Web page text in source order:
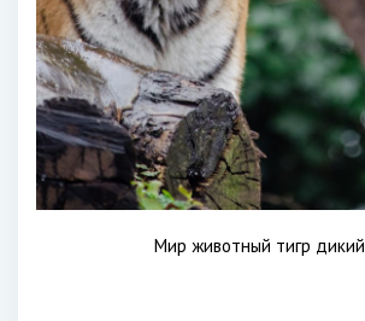
Мир животный тигр дикий